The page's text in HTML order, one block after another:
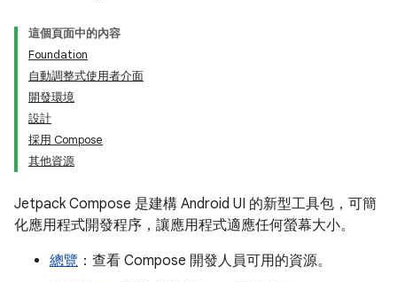
這個頁面中的內容
Foundation
自動調整式使用者介面
開發環境
設計
採用 Compose
其他資源
Jetpack Compose 是建構 Android UI 的新型工具包，可簡
化應用程式開發程序，讓應用程式適應任何螢幕大小。
總覽 ：查看 Compose 開發人員可用的資源。